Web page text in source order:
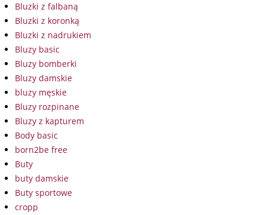
Bluzki z falbaną
Bluzki z koronką
Bluzki z nadrukiem
Bluzy basic
Bluzy bomberki
Bluzy damskie
bluzy męskie
Bluzy rozpinane
Bluzy z kapturem
Body basic
born2be free
Buty
buty damskie
Buty sportowe
cropp